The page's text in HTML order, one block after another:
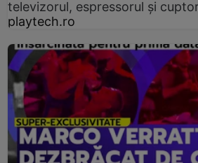
televizorul, espressorul și
playtech.ro